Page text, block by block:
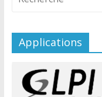
Applications